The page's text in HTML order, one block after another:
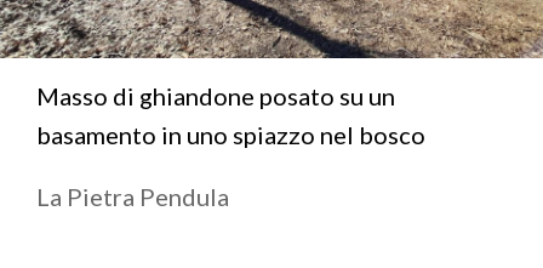
Masso di ghiandone posato su un
basamento in uno spiazzo nel bosco
La Pietra Pendula